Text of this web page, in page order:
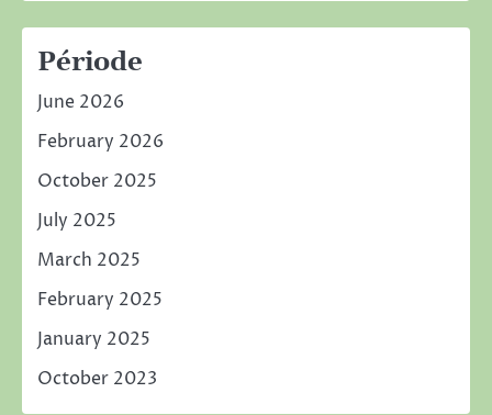
Période
June 2026
February 2026
October 2025
July 2025
March 2025
February 2025
January 2025
October 2023